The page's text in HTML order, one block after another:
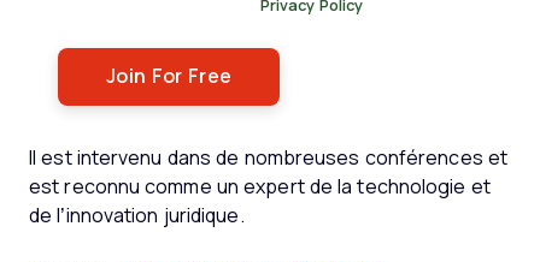
Privacy Policy
Il est intervenu dans de nombreuses conférences et
est reconnu comme un expert de la technologie et
de l’innovation juridique.